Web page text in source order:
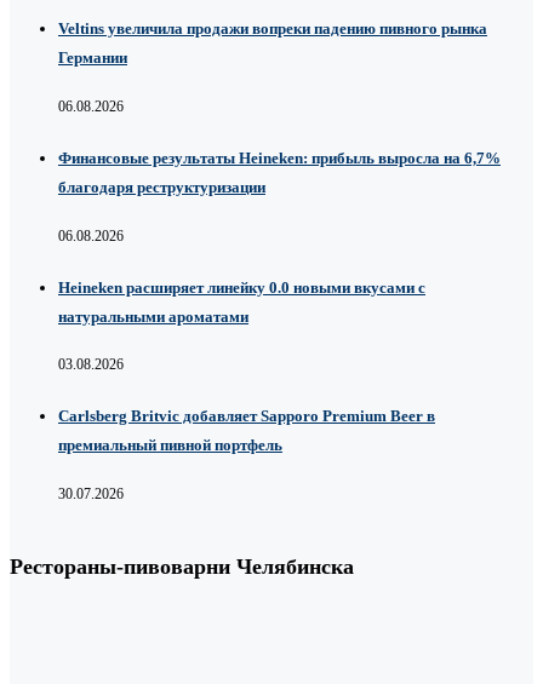
Veltins увеличила продажи вопреки падению пивного рынка
Германии
06.08.2026
Финансовые результаты Heineken: прибыль выросла на 6,7%
благодаря реструктуризации
06.08.2026
Heineken расширяет линейку 0.0 новыми вкусами с
натуральными ароматами
03.08.2026
Carlsberg Britvic добавляет Sapporo Premium Beer в
премиальный пивной портфель
30.07.2026
Рестораны-пивоварни Челябинска